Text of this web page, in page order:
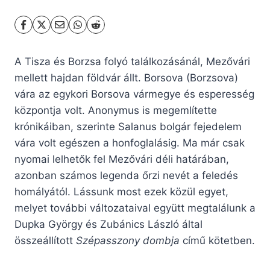
A Tisza és Borzsa folyó találkozásánál, Mezővári
mellett hajdan földvár állt. Borsova (Borzsova)
vára az egykori Borsova vármegye és esperesség
központja volt. Anonymus is megemlítette
krónikáiban, szerinte Salanus bolgár fejedelem
vára volt egészen a honfoglalásig. Ma már csak
nyomai lelhetők fel Mezővári déli határában,
azonban számos legenda őrzi nevét a feledés
homályától. Lássunk most ezek közül egyet,
melyet további változataival együtt megtalálunk a
Dupka György és Zubánics László által
összeállított Szépasszony dombja című kötetben.